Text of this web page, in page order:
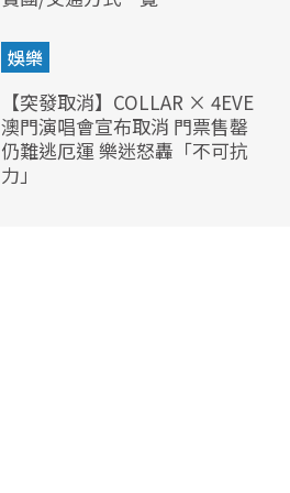
娛樂
【突發取消】COLLAR × 4EVE
澳門演唱會宣布取消 門票售罄
仍難逃厄運 樂迷怒轟「不可抗
力」